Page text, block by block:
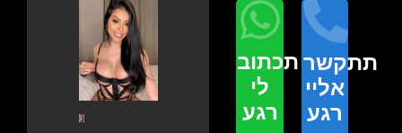
תכתוב
לי
רגע
תתקשר
אליי
רגע